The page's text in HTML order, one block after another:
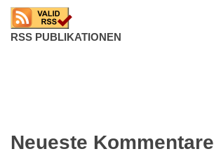
RSS PUBLIKATIONEN
Neueste Kommentare